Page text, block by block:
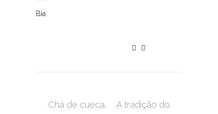
Bia.
Chá de cueca.
A tradição do